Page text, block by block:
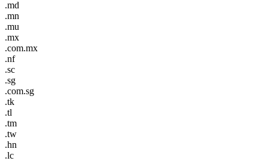
.md
.mn
.mu
.mx
.com.mx
.nf
.sc
.sg
.com.sg
.tk
.tl
.tm
.tw
.hn
.lc